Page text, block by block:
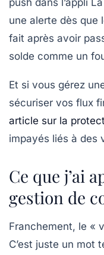
une alerte dès que
fait après avoir
solde comme un
Et si vous gérez
sécuriser vos flux
article sur la
impayés liés à des
Ce que j’ai
gestion de
Franchement, le «
C’est juste un mot